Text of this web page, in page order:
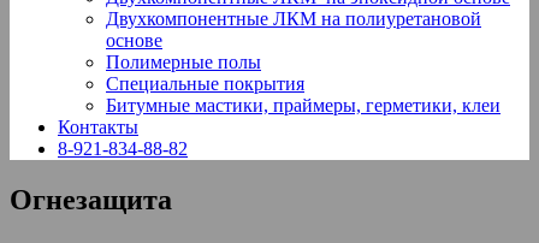
Двухкомпонентные ЛКМ на полиуретановой
основе
Полимерные полы
Специальные покрытия
Битумные мастики, праймеры, герметики, клеи
Контакты
8-921-834-88-82
Огнезащита